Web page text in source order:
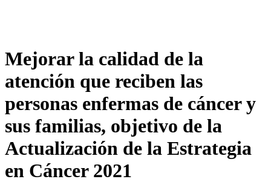
Mejorar la calidad de la
atención que reciben las
personas enfermas de cáncer y
sus familias, objetivo de la
Actualización de la Estrategia
en Cáncer 2021